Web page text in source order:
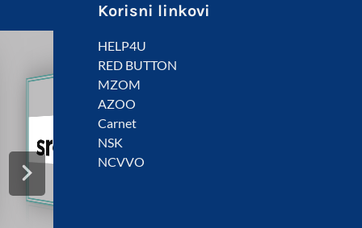
Korisni linkovi
HELP4U
RED BUTTON
MZOM
AZOO
Carnet
NSK
NCVVO